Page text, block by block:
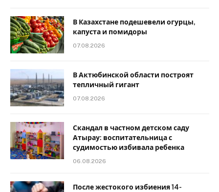
В Казахстане подешевели огурцы,
капуста и помидоры
07.08.2026
В Актюбинской области построят
тепличный гигант
07.08.2026
Скандал в частном детском саду
Атырау: воспитательница с
судимостью избивала ребенка
06.08.2026
После жестокого избиения 14-